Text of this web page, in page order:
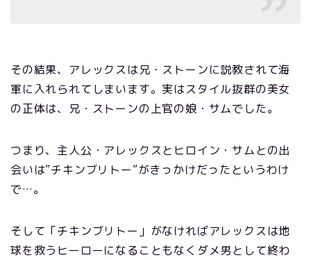
その結果、アレックスは兄・ストーンに説教されて海
軍に入れられてしまいます。実はスタイル抜群の美女
の正体は、兄・ストーンの上官の娘・サムでした。
つまり、主人公・アレックスとヒロイン・サムとの出
会いは”チキンブリトー”がきっかけだったというわけ
で…。
そして「チキンブリトー」がなければアレックスは地
球を救うヒーローになることもなくダメ男として終わ